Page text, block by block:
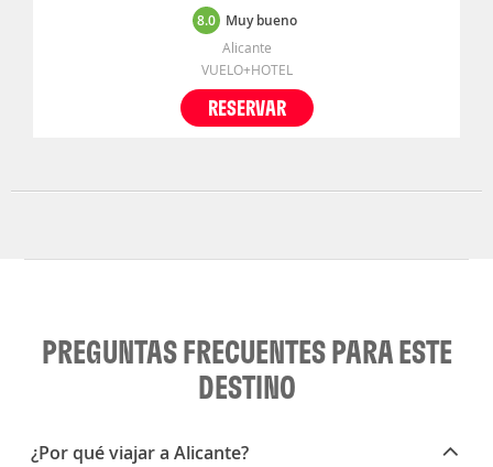
8.0 Muy bueno
Alicante
VUELO+HOTEL
RESERVAR
PREGUNTAS FRECUENTES PARA ESTE
DESTINO
¿Por qué viajar a Alicante?